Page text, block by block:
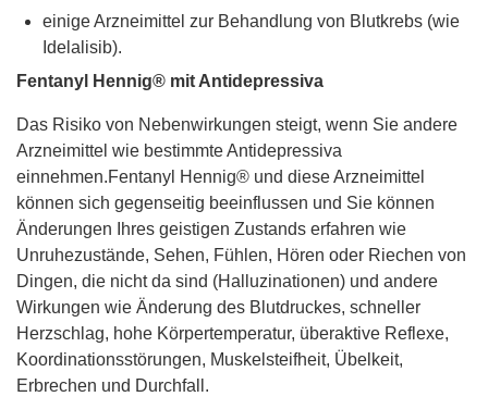
einige Arzneimittel zur Behandlung von Blutkrebs (wie
Idelalisib).
Fentanyl Hennig® mit Antidepressiva
Das Risiko von Nebenwirkungen steigt, wenn Sie andere
Arzneimittel wie bestimmte Antidepressiva
einnehmen.Fentanyl Hennig® und diese Arzneimittel
können sich gegenseitig beeinflussen und Sie können
Änderungen Ihres geistigen Zustands erfahren wie
Unruhezustände, Sehen, Fühlen, Hören oder Riechen von
Dingen, die nicht da sind (Halluzinationen) und andere
Wirkungen wie Änderung des Blutdruckes, schneller
Herzschlag, hohe Körpertemperatur, überaktive Reflexe,
Koordinationsstörungen, Muskelsteifheit, Übelkeit,
Erbrechen und Durchfall.